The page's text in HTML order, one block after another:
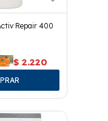
Repair 400
$ 2.220